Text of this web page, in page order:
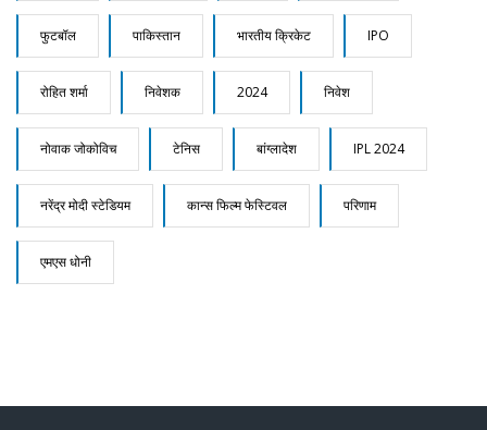
फुटबॉल पाकिस्तान भारतीय क्रिकेट IPO
रोहित शर्मा निवेशक 2024 निवेश
नोवाक जोकोविच टेनिस बांग्लादेश IPL 2024
नरेंद्र मोदी स्टेडियम कान्स फिल्म फेस्टिवल परिणाम
एमएस धोनी